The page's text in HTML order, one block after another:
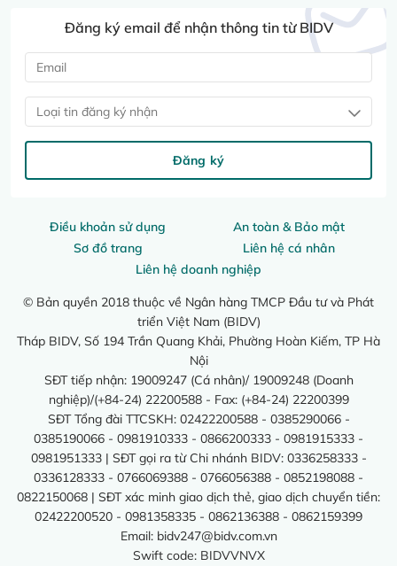
Điều khoản sử dụng
An toàn & Bảo mật
Sơ đồ trang
Liên hệ cá nhân
Liên hệ doanh nghiệp
© Bản quyền 2018 thuộc về Ngân hàng TMCP Đầu tư và Phát
triển Việt Nam (BIDV)
Tháp BIDV, Số 194 Trần Quang Khải, Phường Hoàn Kiếm, TP Hà
Nội
SĐT tiếp nhận: 19009247 (Cá nhân)/ 19009248 (Doanh
nghiệp)/(+84-24) 22200588 - Fax: (+84-24) 22200399
SĐT Tổng đài TTCSKH: 02422200588 - 0385290066 -
0385190066 - 0981910333 - 0866200333 - 0981915333 -
0981951333 | SĐT gọi ra từ Chi nhánh BIDV: 0336258333 -
0336128333 - 0766069388 - 0766056388 - 0852198088 -
0822150068 | SĐT xác minh giao dịch thẻ, giao dịch chuyển tiền:
02422200520 - 0981358335 - 0862136388 - 0862159399
Email: bidv247@bidv.com.vn
Swift code: BIDVVNVX
Đăng ký email để nhận thông tin từ BIDV
Loại tin đăng ký nhận
Đăng ký